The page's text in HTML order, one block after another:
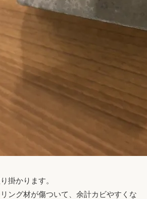
掛かります。
ング材が傷ついて、余計カビやすくな